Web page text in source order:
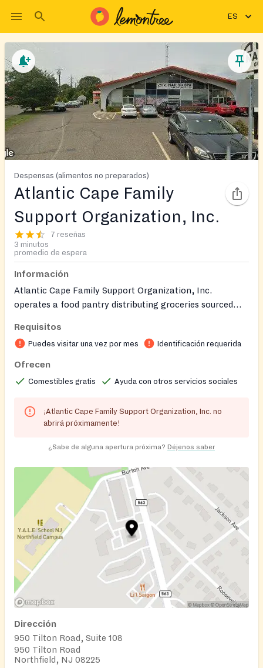
ES
Despensas (alimentos no preparados)
Atlantic Cape Family
Support Organization, Inc.
7 reseñas
3 minutos
promedio de espera
Información
Atlantic Cape Family Support Organization, Inc.
operates a food pantry distributing groceries sourced
families in need. The pantry is located in office room 108.
Please present yourself at the front desk, then proceed
to the back of the office to receive groceries. Ms. Deloris
and applications, Warm Line, Parent Support, Youth
Outreach. The intake process is confirmed on the official
Requisitos
Puedes visitar una vez por mes Identificación requerida
Ofrecen
Comestibles gratis Ayuda con otros servicios sociales
¡Atlantic Cape Family Support Organization, Inc. no
abrirá próximamente!
¿Sabe de alguna apertura próxima? Déjenos saber
Dirección
950 Tilton Road, Suite 108
950 Tilton Road
Northfield, NJ 08225